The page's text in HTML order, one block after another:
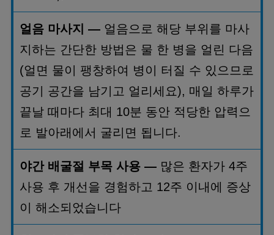
얼음 마사지 — 얼음으로 해당 부위를 마사
지하는 간단한 방법은 물 한 병을 얼린 다음
(얼면 물이 팽창하여 병이 터질 수 있으므로
공기 공간을 남기고 얼리세요), 매일 하루가
끝날 때마다 최대 10분 동안 적당한 압력으
로 발아래에서 굴리면 됩니다.
야간 배굴절 부목 사용— 많은 환자가4주
사용 후 개선을 경험하고 12주 이내에 증상
이 해소되었습니다